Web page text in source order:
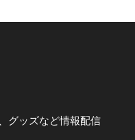
グッズなど情報配信